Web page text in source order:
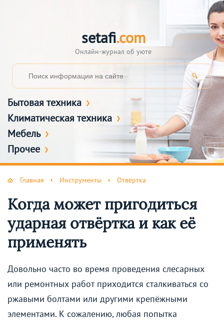
setafi.com
Онлайн-журнал об уюте
Бытовая техника
Климатическая техника
Мебель
Прочее
Главная Инструменты Отвёртка
Когда может пригодиться
ударная отвёртка и как её
применять
Довольно часто во время проведения слесарных
или ремонтных работ приходится сталкиваться со
ржавыми болтами или другими крепёжными
элементами. К сожалению, любая попытка